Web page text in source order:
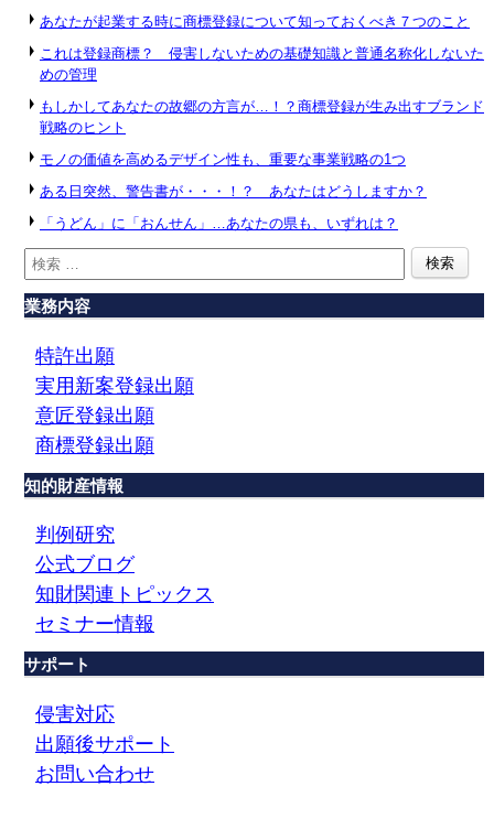
あなたが起業する時に商標登録について知っておくべき７つのこと
これは登録商標？ 侵害しないための基礎知識と普通名称化しないた
めの管理
もしかしてあなたの故郷の方言が…！？商標登録が生み出すブランド
戦略のヒント
モノの価値を高めるデザイン性も、重要な事業戦略の1つ
ある日突然、警告書が・・・！？ あなたはどうしますか？
「うどん」に「おんせん」…あなたの県も、いずれは？
業務内容
特許出願
実用新案登録出願
意匠登録出願
商標登録出願
知的財産情報
判例研究
公式ブログ
知財関連トピックス
セミナー情報
サポート
侵害対応
出願後サポート
お問い合わせ